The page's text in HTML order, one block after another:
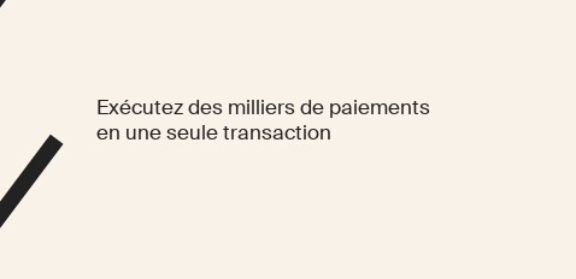
Exécutez des milliers de paiements
en une seule transaction